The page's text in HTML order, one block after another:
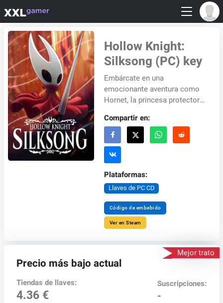
Hollow Knight:
Silksong (PC) key
Embárcate en una
emocionante aventura como
Hornet, la princesa protectora
Knight: Silksong. Capturada y
llevada a un nuevo re...
Compartir en:
Plataformas:
Llaves de PC CD
Código de embebido
Ver en Steam
Mejor trato
Precio más bajo actual
Tiendas de llaves:
4.36 €
Suscripciones:
-